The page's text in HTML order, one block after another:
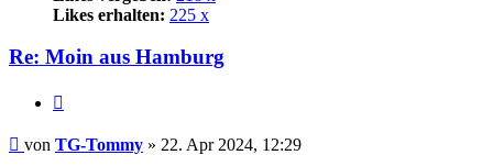
Likes erhalten: 225 x
Re: Moin aus Hamburg
Beitrag
von TG-Tommy » 22. Apr 2024, 12:29